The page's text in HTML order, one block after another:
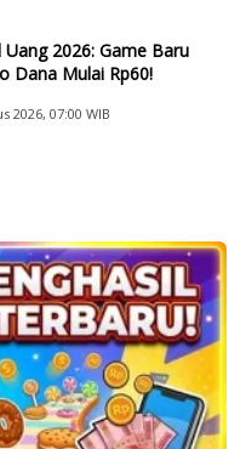
Uang 2026: Game Baru
Dana Mulai Rp60!
2026, 07:00 WIB